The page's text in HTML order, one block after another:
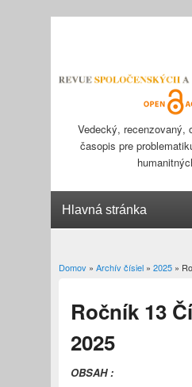
Vedecký, recenzovaný,
časopis pre
Nachádzate sa
Domov» Archív čísiel» 2025»
Ročník 13
2025
OBSAH :